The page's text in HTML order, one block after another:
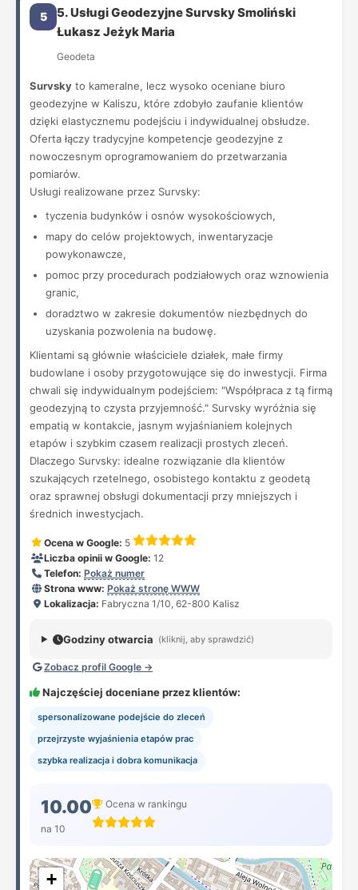
5
5. Usługi Geodezyjne Survsky Smoliński
Łukasz Jeżyk Maria
Geodeta
Survsky to kameralne, lecz wysoko oceniane biuro
geodezyjne w Kaliszu, które zdobyło zaufanie klientów
dzięki elastycznemu podejściu i indywidualnej obsłudze.
Oferta łączy tradycyjne kompetencje geodezyjne z
nowoczesnym oprogramowaniem do przetwarzania
pomiarów.
Usługi realizowane przez Survsky:
tyczenia budynków i osnów wysokościowych,
mapy do celów projektowych, inwentaryzacje
powykonawcze,
pomoc przy procedurach podziałowych oraz wznowienia
granic,
doradztwo w zakresie dokumentów niezbędnych do
uzyskania pozwolenia na budowę.
Klientami są głównie właściciele działek, małe firmy
budowlane i osoby przygotowujące się do inwestycji. Firma
chwali się indywidualnym podejściem: "Współpraca z tą firmą
geodezyjną to czysta przyjemność." Survsky wyróżnia się
empatią w kontakcie, jasnym wyjaśnianiem kolejnych
etapów i szybkim czasem realizacji prostych zleceń.
Dlaczego Survsky: idealne rozwiązanie dla klientów
szukających rzetelnego, osobistego kontaktu z geodetą
oraz sprawnej obsługi dokumentacji przy mniejszych i
średnich inwestycjach.
Ocena w Google: 5
Liczba opinii w Google: 12
Telefon: Pokaż numer
Strona www: Pokaż stronę WWW
Lokalizacja: Fabryczna 1/10, 62-800 Kalisz
Godziny otwarcia (kliknij, aby sprawdzić)
Zobacz profil Google →
Najczęściej doceniane przez klientów:
spersonalizowane podejście do zleceń
przejrzyste wyjaśnienia etapów prac
szybka realizacja i dobra komunikacja
10.00
na 10
Ocena w rankingu
+